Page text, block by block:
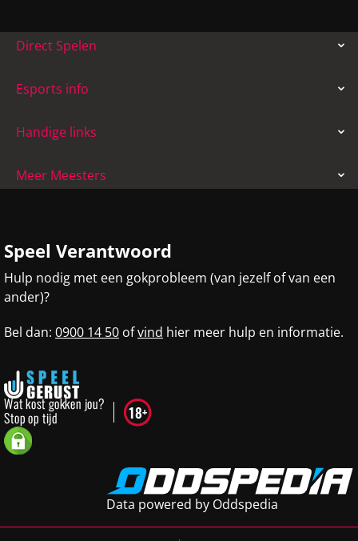
Direct Spelen
Esports info
Handige links
Meer Meesters
Speel Verantwoord
Hulp nodig met een gokprobleem (van jezelf of van een
ander)?
Bel dan: 0900 14 50 ofvind hier meer hulp en informatie.
Data powered by Oddspedia